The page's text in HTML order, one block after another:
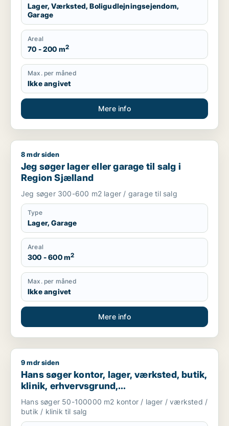
Lager, Værksted, Boligudlejningsejendom,
Garage
Areal
70 - 200 m2
Max. per måned
Ikke angivet
Mere info
Jeg søger lager eller garage til salg i Region Sjælland
8 mdr siden
Jeg søger lager eller garage til salg i
Region Sjælland
Jeg søger 300-600 m2 lager / garage til salg
Type
Lager, Garage
Areal
300 - 600 m2
Max. per måned
Ikke angivet
Mere info
Hans søger kontor, lager, værksted, butik, klinik,
9 mdr siden
Hans søger kontor, lager, værksted, butik,
klinik, erhvervsgrund,
boligudlejningsejendom, hotel,
produktionslokaler eller garage til salg i
Region Sjælland
Hans søger 50-100000 m2 kontor / lager / værksted /
butik / klinik til salg